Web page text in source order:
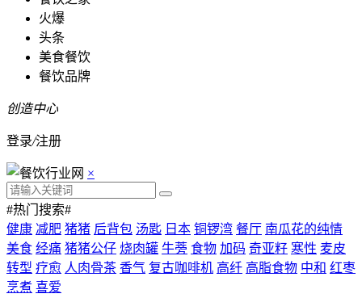
火爆
头条
美食餐饮
餐饮品牌
创造中心
登录/注册
×
#热门搜索#
健康 减肥 猪猪 后背包 汤匙 日本 铜锣湾 餐厅 南瓜花的纯情
美食 经痛 猪猪公仔 烧肉罐 牛蒡 食物 加码 奇亚籽 寒性 麦皮
转型 疗愈 人肉骨茶 香气 复古咖啡机 高纤 高脂食物 中和 红枣
烹煮 喜爱